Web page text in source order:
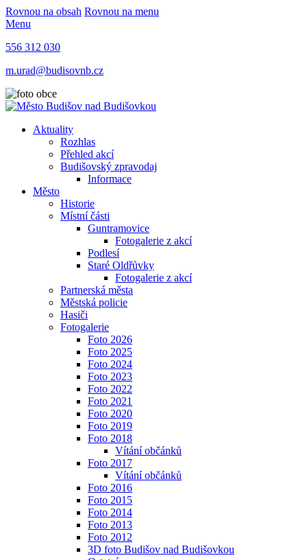
Rovnou na obsah Rovnou na menu
Menu
556 312 030
m.urad@budisovnb.cz
Aktuality
Rozhlas
Přehled akcí
Budišovský zpravodaj
Informace
Město
Historie
Místní části
Guntramovice
Fotogalerie z akcí
Podlesí
Staré Oldřůvky
Fotogalerie z akcí
Partnerská města
Městská policie
Hasiči
Fotogalerie
Foto 2026
Foto 2025
Foto 2024
Foto 2023
Foto 2022
Foto 2021
Foto 2020
Foto 2019
Foto 2018
Vítání občánků
Foto 2017
Vítání občánků
Foto 2016
Foto 2015
Foto 2014
Foto 2013
Foto 2012
3D foto Budišov nad Budišovkou